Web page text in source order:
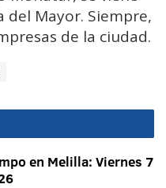
del Mayor. Siempre,
de la ciudad.
en Melilla: Viernes 7